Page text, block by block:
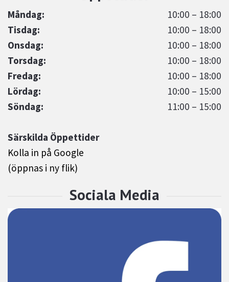
Måndag:
10:00 – 18:00
Tisdag:
10:00 – 18:00
Onsdag:
10:00 – 18:00
Torsdag:
10:00 – 18:00
Fredag:
10:00 – 18:00
Lördag:
10:00 – 15:00
Söndag:
11:00 – 15:00
Särskilda Öppettider
Kolla in på Google
(öppnas i ny flik)